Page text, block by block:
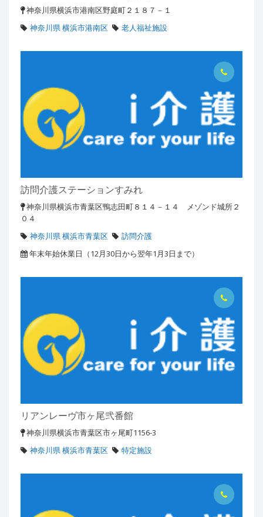
神奈川県横浜市港南区野庭町２１８７－１
神奈川県 横浜市港南区
老人福祉施設
訪問介護ステーションすみれ
神奈川県横浜市青葉区鴨志田町８１４－１４ メゾンド城所２
０４
神奈川県 横浜市青葉区
訪問介護
年末年始休業日（12月30日から翌年1月3日まで）
リアンレーヴ市ヶ尾弐番館
神奈川県横浜市青葉区市ヶ尾町1156-3
神奈川県 横浜市青葉区
特定施設